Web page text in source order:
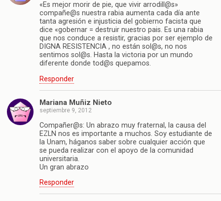
«Es mejor morir de pie, que vivir arrodill@s»
compañe@s nuestra rabia aumenta cada día ante
tanta agresión e injusticia del gobierno facista que
dice «gobernar = destruir nuestro pais. Es una rabia
que nos conduce a resistir, gracias por ser ejemplo de
DIGNA RESISTENCIA , no están sol@s, no nos
sentimos sol@s. Hasta la victoria por un mundo
diferente donde tod@s quepamos.
Responder
Mariana Muñiz Nieto
septiembre 9, 2012
Compañer@s: Un abrazo muy fraternal, la causa del
EZLN nos es importante a muchos. Soy estudiante de
la Unam, háganos saber sobre cualquier acción que
se pueda realizar con el apoyo de la comunidad
universitaria.
Un gran abrazo
Responder